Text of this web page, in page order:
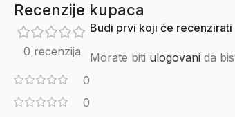
Recenzije kupaca
0 recenzija
0
0
Budi prvi koji će recenzirati
Morate biti ulogovani da